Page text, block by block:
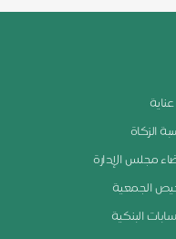
الزكاة
مجلس الإدارة
الجمعية
البنكية